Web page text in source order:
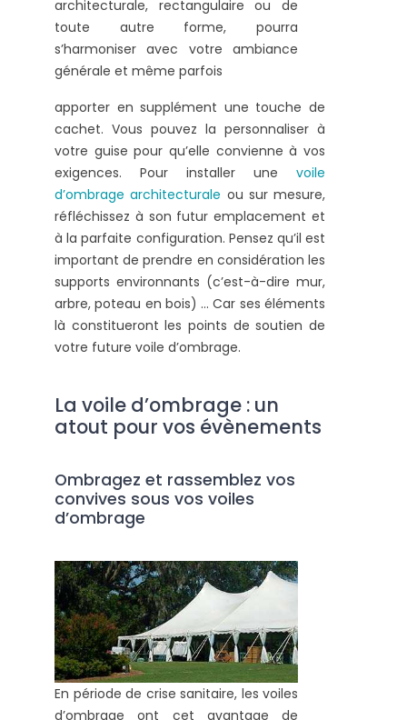
architecturale, rectangulaire ou de
toute autre forme, pourra
s’harmoniser avec votre ambiance
générale et même parfois
apporter en supplément une touche de
cachet. Vous pouvez la personnaliser à
votre guise pour qu’elle convienne à vos
exigences. Pour installer une voile
d’ombrage architecturale ou sur mesure,
réfléchissez à son futur emplacement et
à la parfaite configuration. Pensez qu’il est
important de prendre en considération les
supports environnants (c’est-à-dire mur,
arbre, poteau en bois) … Car ses éléments
là constitueront les points de soutien de
votre future voile d’ombrage.
La voile d’ombrage : un
atout pour vos évènements
Ombragez et rassemblez vos
convives sous vos voiles
d’ombrage
En période de crise sanitaire, les voiles
d’ombrage ont cet avantage de